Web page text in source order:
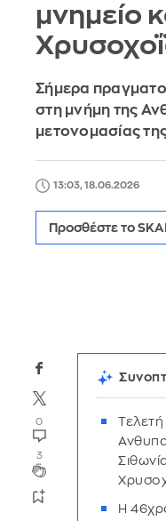
μνημείο
Σήμερα
στη μνήμη της
μετονομασίας
13:03, 18.06.2026
Προσθέστε το
0
3
Η